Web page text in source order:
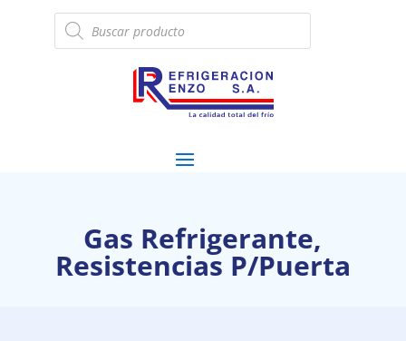
Búsqueda
de
productos
Gas Refrigerante,
Resistencias P/Puerta